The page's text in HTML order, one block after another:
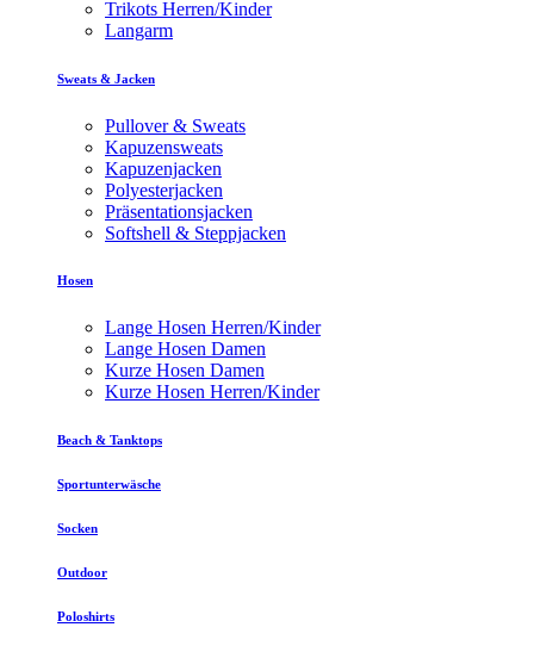
Trikots Herren/Kinder
Langarm
Sweats & Jacken
Pullover & Sweats
Kapuzensweats
Kapuzenjacken
Polyesterjacken
Präsentationsjacken
Softshell & Steppjacken
Hosen
Lange Hosen Herren/Kinder
Lange Hosen Damen
Kurze Hosen Damen
Kurze Hosen Herren/Kinder
Beach & Tanktops
Sportunterwäsche
Socken
Outdoor
Poloshirts